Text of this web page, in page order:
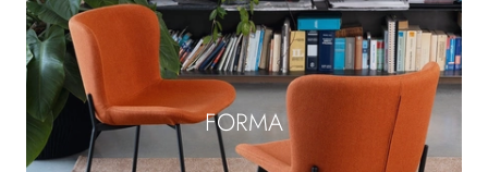
FORMA